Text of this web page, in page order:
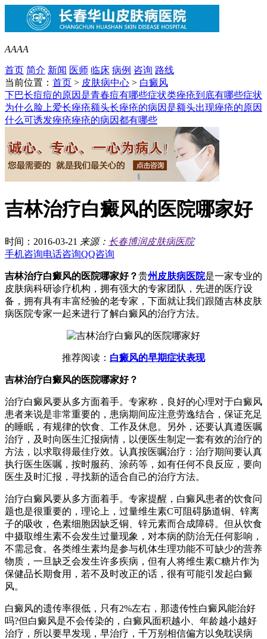
AAAA
首页 简介 新闻 医师 临床 病例 咨询 路线
当前位置： 首页 > 皮肤病中心 > 白癜风
下巴长痘痘的原因是青春痘有哪些症状类痤疮到底有哪些症状
为什么脸上爱长痤疮额头长痤疮的病因是额头出现痤疮的原因
什么可诱发痤疮痤疮的病因都有哪些
吉林治疗白癜风的医院哪家好
时间：2016-03-21 来源： 长春博润皮肤病医院
手机咨询电话咨询QQ咨询
吉林治疗白癜风的医院哪家好？贵州皮肤病医院是一家专业的
皮肤病科研诊疗机构，拥有强大的专家团队，先进的医疗设
备，拥有具有丰富经验的老专家，下面就让我们跟随吉林皮肤
病医院专家一起来进行了解白癜风的治疗方法。
推荐阅读： 白癜风的早期症状表现
吉林治疗白癜风的医院哪家好？
治疗白癜风要从多方面着手。专家称，良好的心理对于白癜风
患者来说是非常重要的，患病期间应注意劳逸结合，保证充足
的睡眠，有规律的饮食、工作及休息。另外，还要认真遵医嘱
治疗，及时向医生汇报病情，以便医生制定一套有效的治疗的
方法，以求取得最佳疗效。认真按医嘱治疗：治疗期间要认真
执行医生医嘱，按时服药、涂药等，如有任何不良反应，要向
医生及时汇报，寻找新的适合自己的治疗方法。
治疗白癜风要从多方面着手。专家提醒，白癜风患者的饮食问
题也是很重要的，理论上，过量维生素C可阻碍肠道铜、锌离
子的吸收，色素细胞因缺乏铜、锌元素而合成障碍。但从饮食
中摄取维生素不会发生过量现象，对本病的防治无任何影响，
不需忌食。各类维生素均是参与机体生理功能不可缺少的营养
物质，一旦缺乏会发生许多疾病，但有人将维生素C糖片作为
保健品长期食用，若不及时改正的话，很有可能引发起白癜
风。
白癜风的遗传率很低，只有2%左右，那遗传性白癜风能治好
吗?但白癜风是不会传染的，白癜风面积越小、年龄越小越好
治疗，所以要早发现，早治疗，千万别相信偏方以免耽误病